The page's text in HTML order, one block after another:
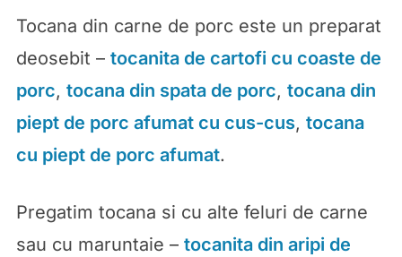
Tocana din carne de porc este un preparat
deosebit – tocanita de cartofi cu coaste de
porc, tocana din spata de porc, tocana din
piept de porc afumat cu cus-cus, tocana
cu piept de porc afumat.
Pregatim tocana si cu alte feluri de carne
sau cu maruntaie – tocanita din aripi de